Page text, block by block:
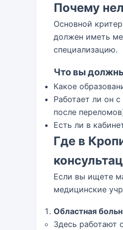
Почему
Основной
должен иметь
специализацию.
Что вы
Какое
Работает ли он
после
Есть ли в
Где в
Если вы ищете
медицинские
Областная
Здесь работают